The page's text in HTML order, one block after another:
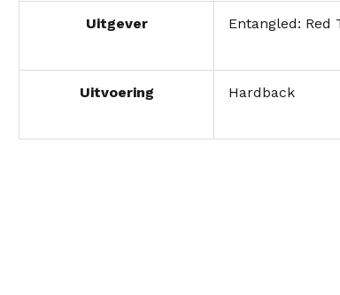
Uitgever Entangled: Red
Uitvoering Hardback